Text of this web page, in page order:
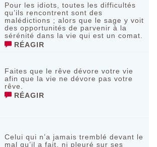
Pour les idiots, toutes les difficultés
qu’ils rencontrent sont des
malédictions ; alors que le sage y voit
des opportunités de parvenir à la
sérénité dans la vie qui est un comat.
RÉAGIR
Faites que le rêve dévore votre vie
afin que la vie ne dévore pas votre
rêve.
RÉAGIR
Celui qui n’a jamais tremblé devant le
mal qu’il a fait, ni pleuré sur sеs